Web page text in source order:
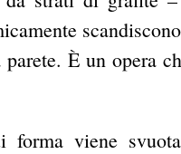
È un opera
forma viene